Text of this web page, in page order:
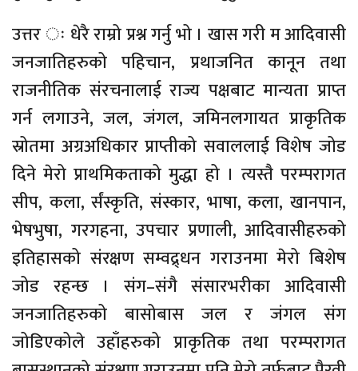
उत्तर ः धेरै राम्रो प्रश्न गर्नु भो । खास गरी म आदिवासी
जनजातिहरुको पहिचान, प्रथाजनित कानून तथा
राजनीतिक संरचनालाई राज्य पक्षबाट मान्यता प्राप्त
गर्न लगाउने, जल, जंगल, जमिनलगायत प्राकृतिक
स्रोतमा अग्रअधिकार प्राप्तीको सवाललाई विशेष जोड
दिने मेरो प्राथमिकताको मुद्धा हो । त्यस्तै परम्परागत
सीप, कला, र्संस्कृति, संस्कार, भाषा, कला, खानपान,
भेषभुषा, गरगहना, उपचार प्रणाली, आदिवासीहरुको
इतिहासको संरक्षण सम्वद्र्धन गराउनमा मेरो बिशेष
जोड रहन्छ । संग–संगै संसारभरीका आदिवासी
जनजातिहरुको बासोबास जल र जंगल संग
जोडिएकोले उहाँहरुको प्राकृतिक तथा परम्परागत